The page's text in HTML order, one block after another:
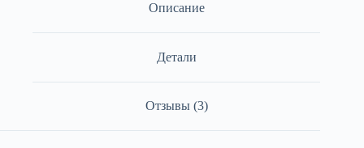
Описание
Детали
Отзывы (3)